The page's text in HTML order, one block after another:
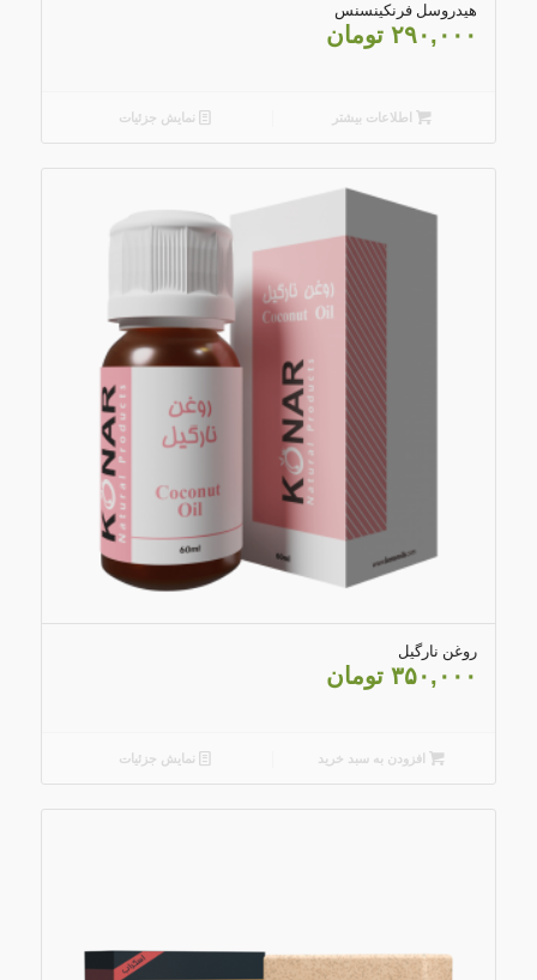
هیدروسل فرنکینسنس
۲۹۰,۰۰۰ تومان
اطلاعات بیشتر نمایش جزئیات
3.25
روغن نارگیل
۳۵۰,۰۰۰ تومان
افزودن به سبد خرید نمایش جزئیات